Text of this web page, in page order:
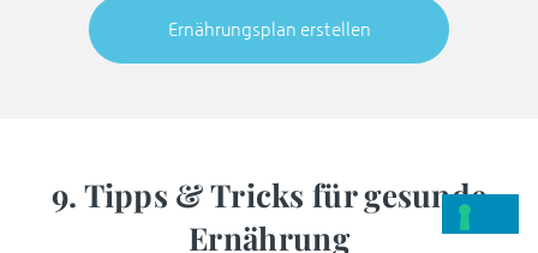
Ernährungsplan erstellen
9. Tipps & Tricks für gesunde
Ernährung